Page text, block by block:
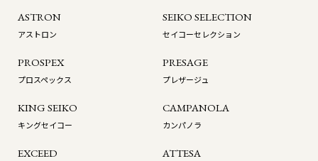
ASTRON
アストロン
SEIKO SELECTION
セイコーセレクション
PROSPEX
プロスペックス
PRESAGE
プレザージュ
KING SEIKO
キングセイコー
CAMPANOLA
カンパノラ
EXCEED ATTESA